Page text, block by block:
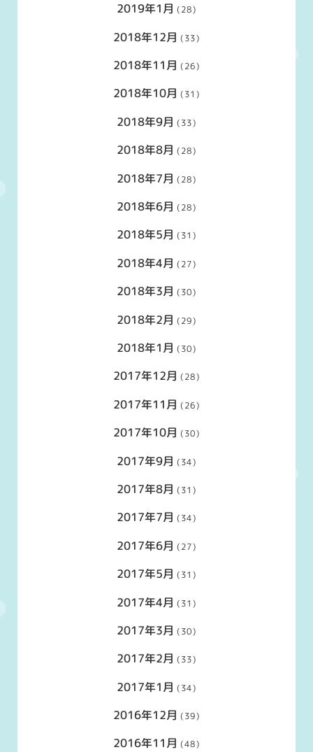
2019年1月 (28)
2018年12月 (33)
2018年11月 (26)
2018年10月 (31)
2018年9月 (33)
2018年8月 (28)
2018年7月 (28)
2018年6月 (28)
2018年5月 (31)
2018年4月 (27)
2018年3月 (30)
2018年2月 (29)
2018年1月 (30)
2017年12月 (28)
2017年11月 (26)
2017年10月 (30)
2017年9月 (34)
2017年8月 (31)
2017年7月 (34)
2017年6月 (27)
2017年5月 (31)
2017年4月 (31)
2017年3月 (30)
2017年2月 (33)
2017年1月 (34)
2016年12月 (39)
2016年11月 (48)